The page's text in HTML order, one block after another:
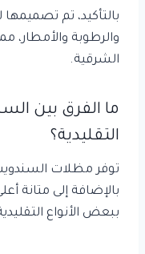
بالتأكيد، تم
والرطوبة والأمطار،
الشرقية.
ما الفرق بين
التقليدية؟
توفر مظلات
بالإضافة إلى متانة
ببعض الأنواع